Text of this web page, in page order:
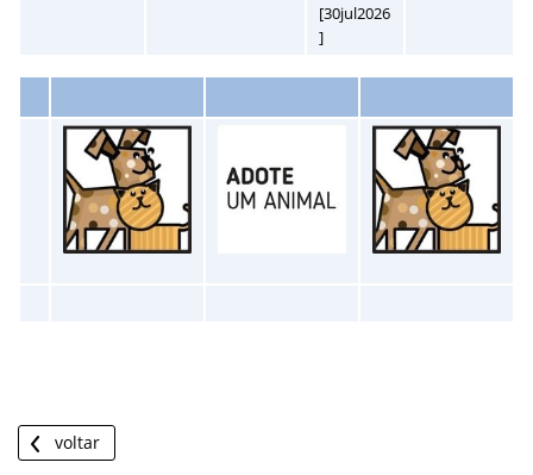
[30jul2026
]
voltar